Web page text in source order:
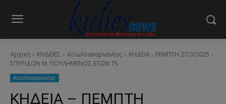
Αρχική ΚΗΔΕΙΕΣ Aιτωλοακαρνανίας
ΚΗΔΕΙΑ - ΠΕΜΠΤΗ 27/3/2025 -
ΣΠΥΡΙΔΩΝ Μ. ΠΟΥΛΗΜΕΝΟΣ ΕΤΩΝ 75
Aιτωλοακαρνανίας
ΚΗΔΕΙΑ – ΠΕΜΠΤΗ